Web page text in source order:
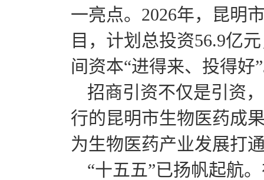
一亮点。2026年，昆明
目，计划总投资56.9亿
间资本“进得来、投得好
招商引资不仅是引资
行的昆明市生物医药成
为生物医药产业发展打
“十五五”已扬帆起航